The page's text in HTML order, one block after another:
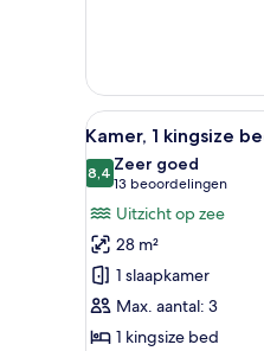
toegankelijk
voor
slechthorenden,
uitzicht
op
zwembad
Alle
foto's
voor
Kamer,
1
kingsize
bed,
uitzicht
op
11
Kamer, 1 kingsize
8,48,4 van 10
Zeer goed
13 beoordelingen
(13
beoordelingen)
Uitzicht op zee
28 m²
1 slaapkamer
Max. aantal: 3
1 kingsize bed